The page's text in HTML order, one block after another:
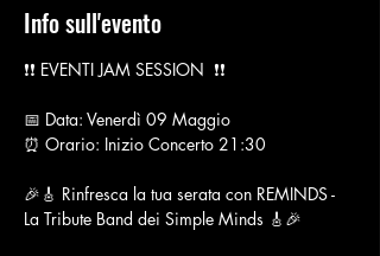
Info sull'evento
❗️❗️ EVENTI JAM SESSION  ❗️❗️
📅 Data: Venerdì 09 Maggio
⏰ Orario: Inizio Concerto 21:30
🎉🎸 Rinfresca la tua serata con REMINDS -
La Tribute Band dei Simple Minds 🎸🎉